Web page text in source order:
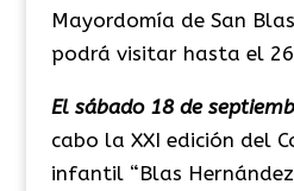
Mayordomía de San
podrá visitar hasta el
El sábado 18 de
cabo la XXI edición del
infantil “Blas